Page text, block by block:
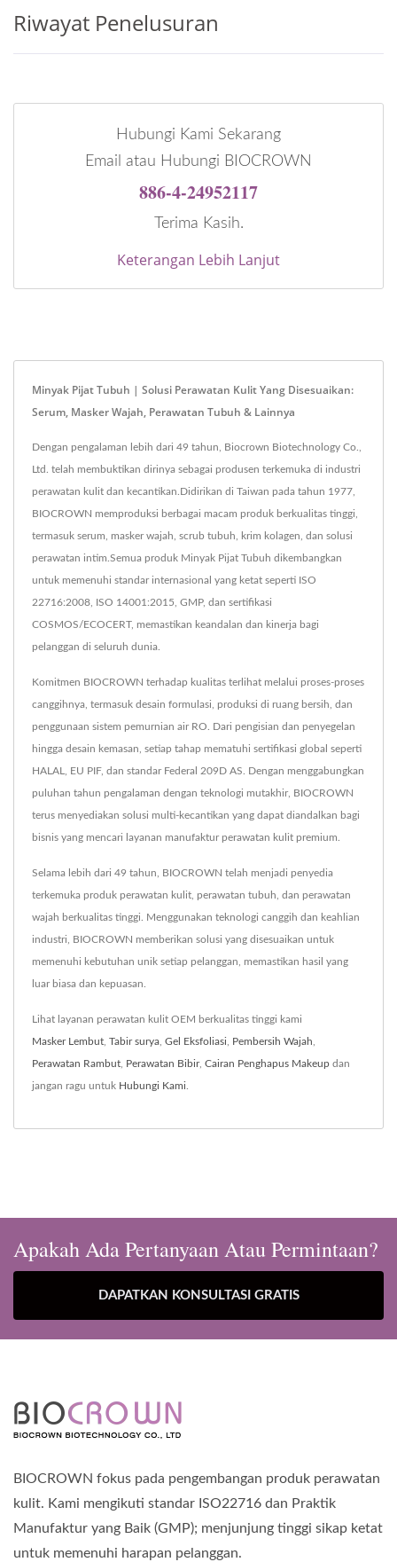
Riwayat Penelusuran
Hubungi Kami Sekarang
Email atau Hubungi BIOCROWN
886-4-24952117
Terima Kasih.
Keterangan Lebih Lanjut
Minyak Pijat Tubuh | Solusi Perawatan Kulit Yang Disesuaikan:
Serum, Masker Wajah, Perawatan Tubuh & Lainnya
Dengan pengalaman lebih dari 49 tahun, Biocrown Biotechnology Co.,
Ltd. telah membuktikan dirinya sebagai produsen terkemuka di industri
perawatan kulit dan kecantikan.Didirikan di Taiwan pada tahun 1977,
BIOCROWN memproduksi berbagai macam produk berkualitas tinggi,
termasuk serum, masker wajah, scrub tubuh, krim kolagen, dan solusi
perawatan intim.Semua produk Minyak Pijat Tubuh dikembangkan
untuk memenuhi standar internasional yang ketat seperti ISO
22716:2008, ISO 14001:2015, GMP, dan sertifikasi
COSMOS/ECOCERT, memastikan keandalan dan kinerja bagi
pelanggan di seluruh dunia.
Komitmen BIOCROWN terhadap kualitas terlihat melalui proses-proses
canggihnya, termasuk desain formulasi, produksi di ruang bersih, dan
penggunaan sistem pemurnian air RO. Dari pengisian dan penyegelan
hingga desain kemasan, setiap tahap mematuhi sertifikasi global seperti
HALAL, EU PIF, dan standar Federal 209D AS. Dengan menggabungkan
puluhan tahun pengalaman dengan teknologi mutakhir, BIOCROWN
terus menyediakan solusi multi-kecantikan yang dapat diandalkan bagi
bisnis yang mencari layanan manufaktur perawatan kulit premium.
Selama lebih dari 49 tahun, BIOCROWN telah menjadi penyedia
terkemuka produk perawatan kulit, perawatan tubuh, dan perawatan
wajah berkualitas tinggi. Menggunakan teknologi canggih dan keahlian
industri, BIOCROWN memberikan solusi yang disesuaikan untuk
memenuhi kebutuhan unik setiap pelanggan, memastikan hasil yang
luar biasa dan kepuasan.
Lihat layanan perawatan kulit OEM berkualitas tinggi kami
Masker Lembut, Tabir surya, Gel Eksfoliasi, Pembersih Wajah,
Perawatan Rambut, Perawatan Bibir, Cairan Penghapus Makeup dan
jangan ragu untuk Hubungi Kami.
Apakah Ada Pertanyaan Atau Permintaan?
DAPATKAN KONSULTASI GRATIS
BIOCROWN fokus pada pengembangan produk perawatan
kulit. Kami mengikuti standar ISO22716 dan Praktik
Manufaktur yang Baik (GMP); menjunjung tinggi sikap ketat
untuk memenuhi harapan pelanggan.